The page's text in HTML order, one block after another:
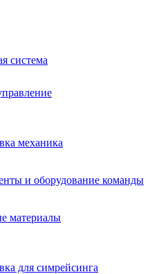
система
механика
и оборудование команды
материалы
для симрейсинга